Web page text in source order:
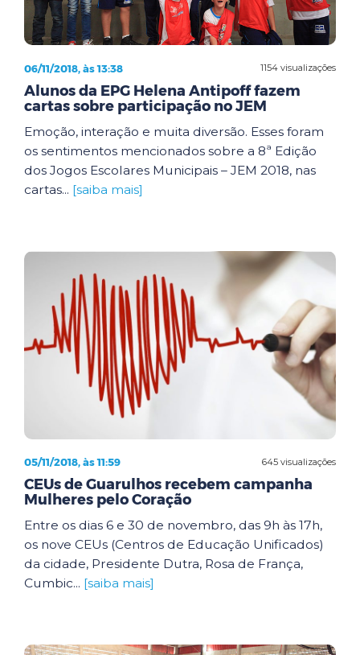
1154 visualizações
06/11/2018, às 13:38
Alunos da EPG Helena Antipoff fazem
cartas sobre participação no JEM
Emoção, interação e muita diversão. Esses foram
os sentimentos mencionados sobre a 8ª Edição
dos Jogos Escolares Municipais – JEM 2018, nas
cartas... [saiba mais]
645 visualizações
05/11/2018, às 11:59
CEUs de Guarulhos recebem campanha
Mulheres pelo Coração
Entre os dias 6 e 30 de novembro, das 9h às 17h,
os nove CEUs (Centros de Educação Unificados)
da cidade, Presidente Dutra, Rosa de França,
Cumbic... [saiba mais]